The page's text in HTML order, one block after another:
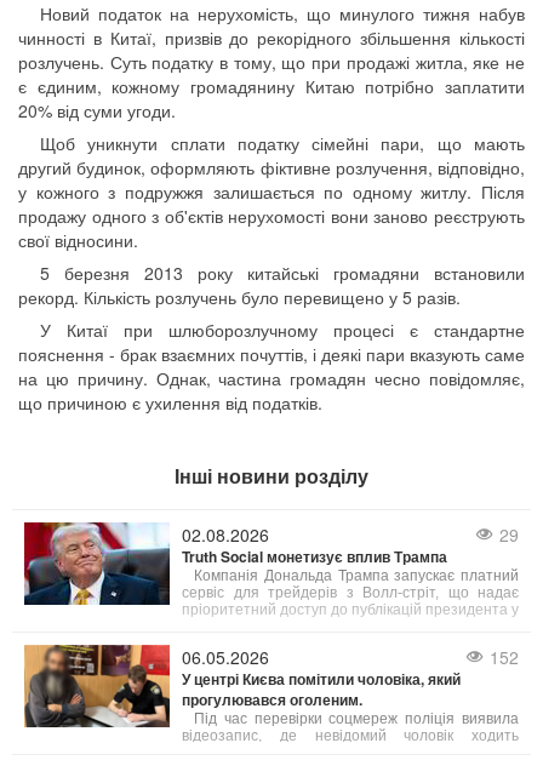
Новий податок на нерухомість, що минулого тижня набув
чинності в Китаї, призвів до рекорідного збільшення кількості
розлучень. Суть податку в тому, що при продажі житла, яке не
є єдиним, кожному громадянину Китаю потрібно заплатити
20% від суми угоди.
Щоб уникнути сплати податку сімейні пари, що мають
другий будинок, оформляють фіктивне розлучення, відповідно,
у кожного з подружжя залишається по одному житлу. Після
продажу одного з об'єктів нерухомості вони заново реєструють
свої відносини.
5 березня 2013 року китайські громадяни встановили
рекорд. Кількість розлучень було перевищено у 5 разів.
У Китаї при шлюборозлучному процесі є стандартне
пояснення - брак взаємних почуттів, і деякі пари вказують саме
на цю причину. Однак, частина громадян чесно повідомляє,
що причиною є ухилення від податків.
Інші новини розділу
02.08.2026 29
Truth Social монетизує вплив Трампа
Компанія Дональда Трампа запускає платний
сервіс для трейдерів з Волл-стріт, що надає
пріоритетний доступ до публікацій президента у
06.05.2026 152
У центрі Києва помітили чоловіка, який
прогулювався оголеним.
Під час перевірки соцмереж поліція виявила
відеозапис, де невідомий чоловік ходить